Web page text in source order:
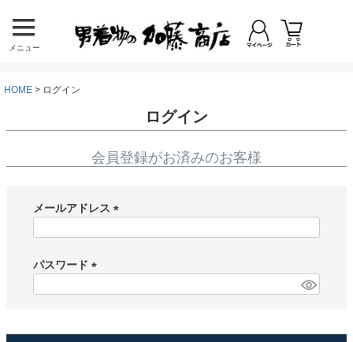
メニュー
HOME ログイン
ログイン
会員登録がお済みのお客様
メールアドレス
)
パスワード
)